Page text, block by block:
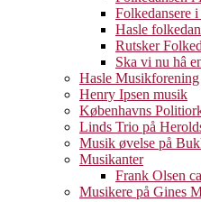
Folkedansere
Hasle
Rutsker
Ska vi nu hâ
Hasle Musikforening
Henry Ipsen musik
Københavns
Linds Trio på
Musik øvelse på
Musikanter
Frank Olsen
Musikere på Gines